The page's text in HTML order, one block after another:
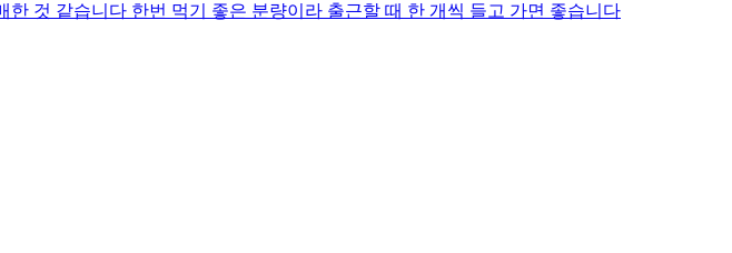
것 같습니다 한번 먹기 좋은 분량이라 출근할 때 한 개씩 들고 가면 좋습니다